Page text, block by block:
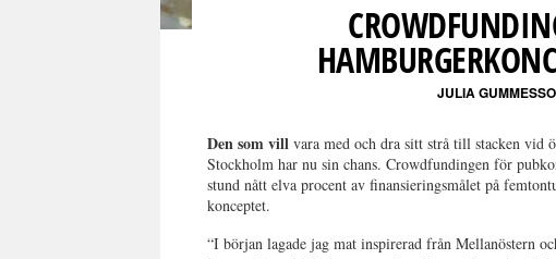
JULIA
Den som vill vara med och dra sitt strå till stacken vid
Stockholm har nu sin chans. Crowdfundingen för
stund nått elva procent av finansieringsmålet på
konceptet.
“I början lagade jag mat inspirerad från Mellanöstern